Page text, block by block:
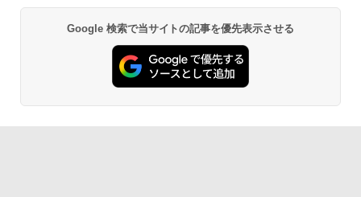
Google 検索で当サイトの記事を優先表示させる